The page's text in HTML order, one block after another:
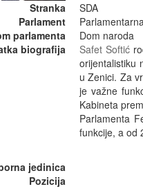
Stranka
SDA
Parlament
parlamenta
Dom naroda
biografija
Safet Softić
orijentalistiku
u Zenici. Za
je važne
Kabineta
Parlamenta
funkcije, a od
jedinica
Pozicija